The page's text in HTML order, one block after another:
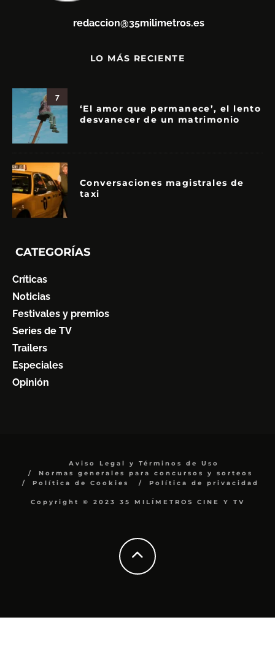
redaccion@35milimetros.es
LO MÁS RECIENTE
7
‘El amor que permanece’, el lento
desvanecer de un matrimonio
Conversaciones magistrales de
taxi
CATEGORÍAS
Críticas
Noticias
Festivales y premios
Series de TV
Trailers
Especiales
Opinión
Aviso Legal y Términos de Uso
Normas generales para concursos y sorteos
Política de Cookies
Política de privacidad
Copyright © 2023 35 MILÍMETROS CINE Y TV